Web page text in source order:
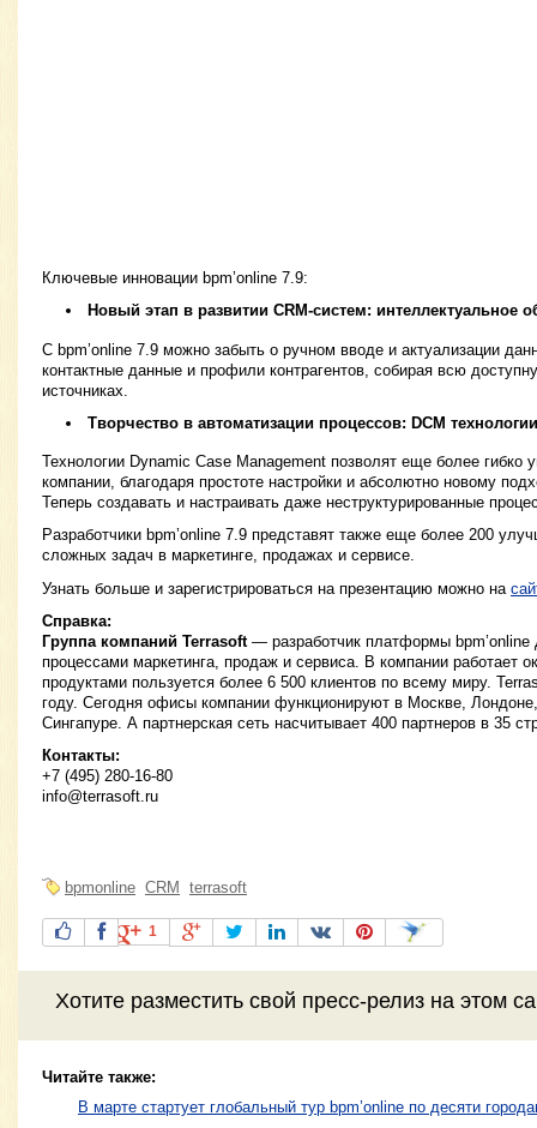
Ключевые инновации bpm’online 7.9:
Новый этап в развитии CRM-систем: интеллектуальное
С bpm’online 7.9 можно забыть о ручном вводе и актуализации
контактные данные и профили контрагентов, собирая всю
источниках.
Творчество в автоматизации процессов: DCM
Технологии Dynamic Case Management позволят еще более гибко
компании, благодаря простоте настройки и абсолютно новому
Теперь создавать и настраивать даже неструктурированные
Разработчики bpm’online 7.9 представят также еще более 200
сложных задач в маркетинге, продажах и сервисе.
Узнать больше и зарегистрироваться на презентацию можно на
Справка:
Группа компаний Terrasoft— разработчик платформы bpm’online
процессами маркетинга, продаж и сервиса. В компании работает
продуктами пользуется более 6 500 клиентов по всему миру.
году. Сегодня офисы компании функционируют в Москве,
Сингапуре. А партнерская сеть насчитывает 400 партнеров в 35
Контакты:
+7 (495) 280-16-80
info@terrasoft.ru
bpmonline CRM terrasoft
1
Хотите разместить свой пресс-релиз на этом
Читайте также:
В марте стартует глобальный тур bpm’online по десяти